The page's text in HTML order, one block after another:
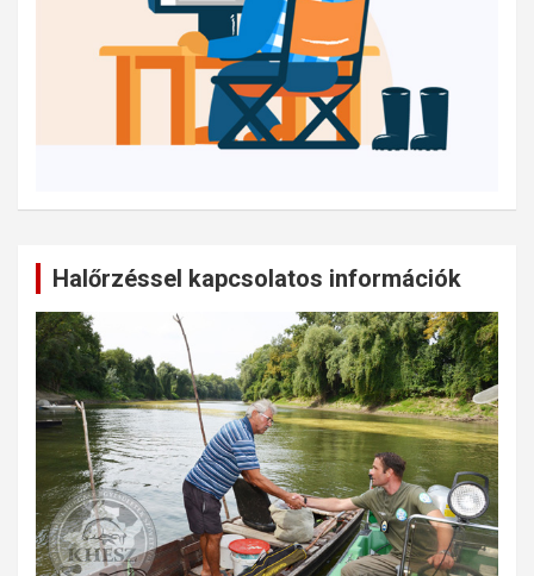
Halőrzéssel kapcsolatos információk